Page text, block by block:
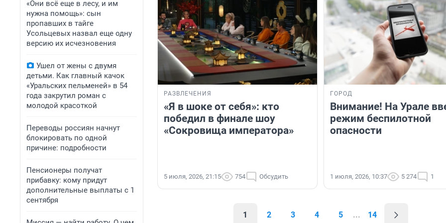
«Они всё еще в лесу, и им
нужна помощь»: сын
пропавших в тайге
Усольцевых назвал еще одну
версию их исчезновения
Ушел от жены с двумя
детьми. Как главный качок
«Уральских пельменей» в 54
года закрутил роман с
молодой красоткой
Переводы россиян начнут
блокировать по одной
причине: подробности
Пенсионеры получат
прибавку: кому придут
дополнительные выплаты с 1
сентября
РАЗВЛЕЧЕНИЯ
«Я в шоке от себя»: кто
победил в финале шоу
«Сокровища императора»
5 июля, 2026, 21:15 754 Обсудить
ГОРОД
Внимание! На Урале
режим беспилотной
опасности
1 июля, 2026, 10:37 5 274 1
1 2 3 4 5 ... 14